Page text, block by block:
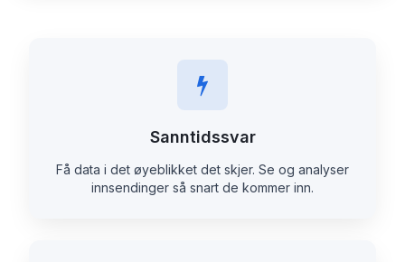
Sanntidssvar
Få data i det øyeblikket det skjer. Se og analyser
innsendinger så snart de kommer inn.